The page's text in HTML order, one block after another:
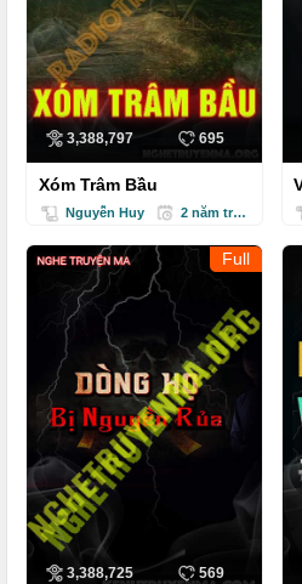
3,388,797 695
Xóm Trâm Bầu
Nguyễn Huy 2 năm trước
Full
3,388,725 569